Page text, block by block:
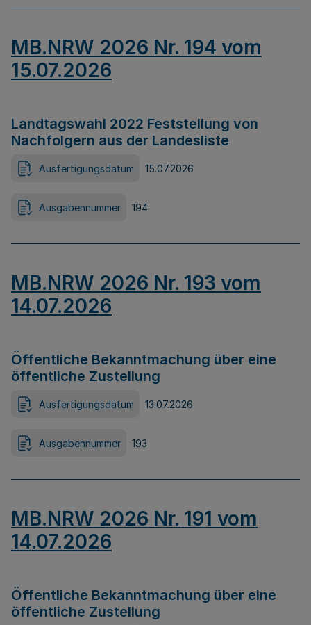
MB.NRW 2026 Nr. 194 vom
15.07.2026
Landtagswahl 2022 Feststellung von
Nachfolgern aus der Landesliste
Ausfertigungsdatum 15.07.2026
Ausgabennummer 194
MB.NRW 2026 Nr. 193 vom
14.07.2026
Öffentliche Bekanntmachung über eine
öffentliche Zustellung
Ausfertigungsdatum 13.07.2026
Ausgabennummer 193
MB.NRW 2026 Nr. 191 vom
14.07.2026
Öffentliche Bekanntmachung über eine
öffentliche Zustellung